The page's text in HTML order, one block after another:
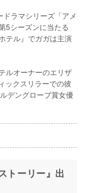
ラマシリーズ「アメ
5シーズンに当たる
テル』でガガは主演
ルオーナーのエリザ
ックスリラーでの彼
デングローブ賞女優
トーリー』出